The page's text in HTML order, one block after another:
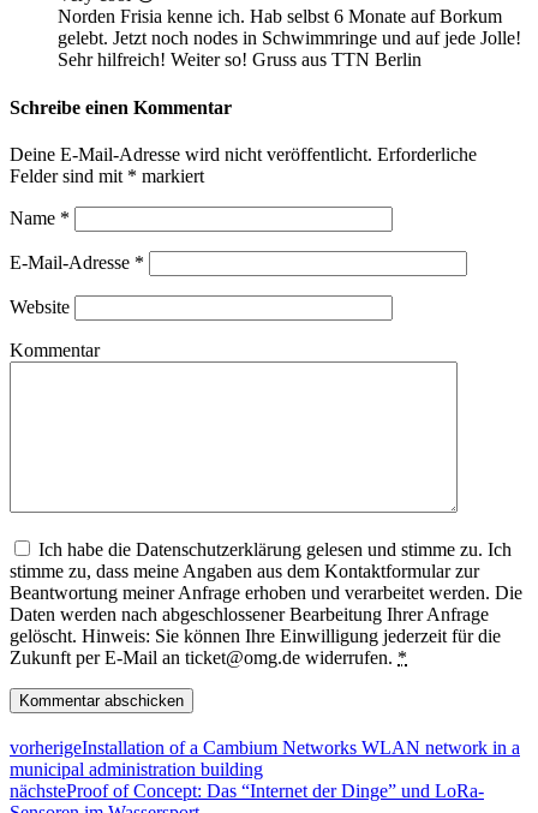
Norden Frisia kenne ich. Hab selbst 6 Monate auf Borkum
gelebt. Jetzt noch nodes in Schwimmringe und auf jede Jolle!
Sehr hilfreich! Weiter so! Gruss aus TTN Berlin
Schreibe einen Kommentar
Deine E-Mail-Adresse wird nicht veröffentlicht. Erforderliche
Felder sind mit * markiert
Name *
E-Mail-Adresse *
Website
Kommentar
Ich habe die Datenschutzerklärung gelesen und stimme zu. Ich
stimme zu, dass meine Angaben aus dem Kontaktformular zur
Beantwortung meiner Anfrage erhoben und verarbeitet werden. Die
Daten werden nach abgeschlossener Bearbeitung Ihrer Anfrage
gelöscht. Hinweis: Sie können Ihre Einwilligung jederzeit für die
Zukunft per E-Mail an ticket@omg.de widerrufen. *
vorherigeInstallation of a Cambium Networks WLAN network in a
municipal administration building
nächsteProof of Concept: Das “Internet der Dinge” und LoRa-